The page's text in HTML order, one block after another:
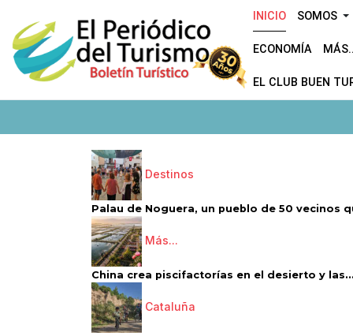
INICIO SOMOS
ECONOMÍA
EL CLUB BUEN
Destinos
Palau de Noguera, un pueblo de 50 vecinos
Más...
China crea piscifactorías en el desierto y las...
Cataluña